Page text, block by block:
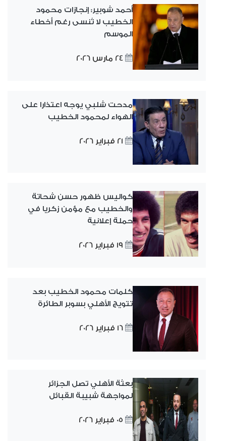
أحمد شوبير: إنجازات محمود
الخطيب لا تُنسى رغم أخطاء
الموسم
24 مارس 2026
مدحت شلبي يوجه اعتذارا على
الهواء لمحمود الخطيب
21 فبراير 2026
كواليس ظهور حسن شحاتة
والخطيب مع مؤمن زكريا في
حملة إعلانية
19 فبراير 2026
كلمات محمود الخطيب بعد
تتويج الأهلي بسوبر الطائرة
16 فبراير 2026
بعثة الأهلي تصل الجزائر
لمواجهة شبيبة القبائل
05 فبراير 2026